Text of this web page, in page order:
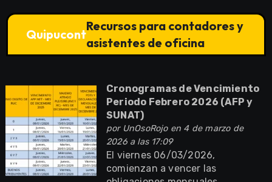
Quipucont
Recursos para contadores y
asistentes de oficina
Cronogramas de Vencimiento
Periodo Febrero 2026 (AFP y
SUNAT)
por UnOsoRojoen 4 de marzo de
2026 a las 17:09
El viernes 06/03/2026,
comienzan a vencer las